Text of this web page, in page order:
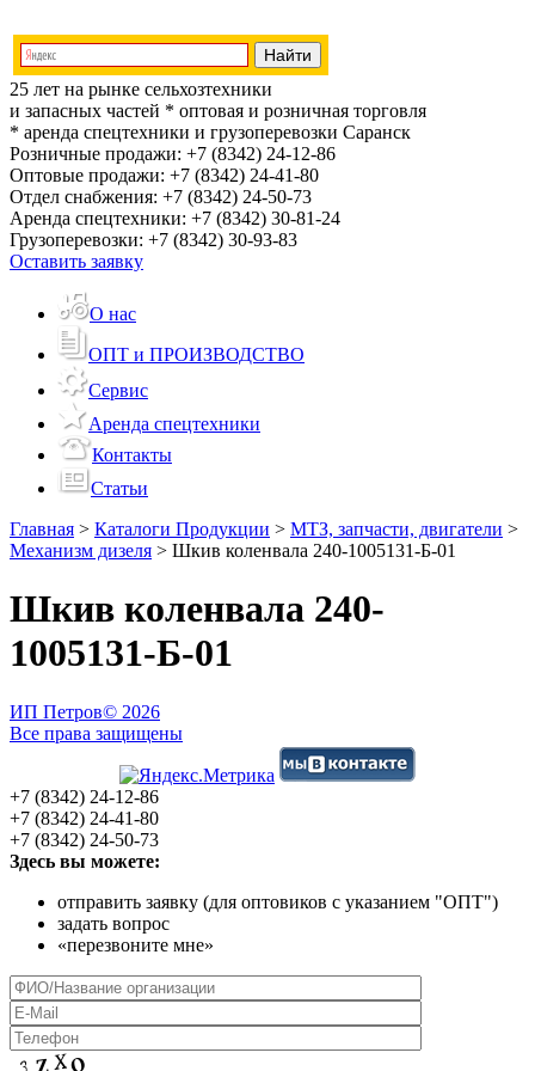
25 лет на рынке сельхозтехники
и запасных частей * оптовая и розничная торговля
* аренда спецтехники и грузоперевозки Саранск
Розничные продажи: +7 (8342) 24-12-86
Оптовые продажи: +7 (8342) 24-41-80
Отдел снабжения: +7 (8342) 24-50-73
Аренда спецтехники: +7 (8342) 30-81-24
Грузоперевозки: +7 (8342) 30-93-83
Оставить заявку
О нас
ОПТ и ПРОИЗВОДСТВО
Сервис
Аренда спецтехники
Контакты
Статьи
Главная > Каталоги Продукции > МТЗ, запчасти, двигатели >
Механизм дизеля > Шкив коленвала 240-1005131-Б-01
Шкив коленвала 240-
1005131-Б-01
ИП Петров© 2026
Все права защищены
+7 (8342) 24-12-86
+7 (8342) 24-41-80
+7 (8342) 24-50-73
Здесь вы можете:
отправить заявку (для оптовиков с указанием "ОПТ")
задать вопрос
«перезвоните мне»